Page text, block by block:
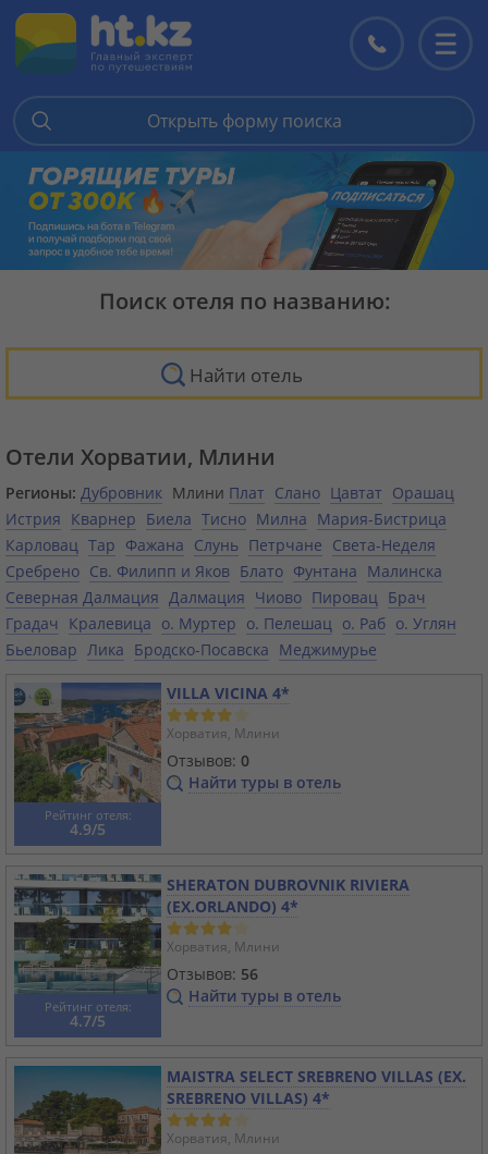
Контакты
Открыть форму поиска
Поиск отеля по названию:
Найти отель
Отели Хорватии, Млини
Регионы: Дубровник Млини Плат Слано Цавтат Орашац
Истрия Кварнер Биела Тисно Милна Мария-Бистрица
Карловац Тар Фажана Слунь Петрчане Света-Неделя
Сребрено Св. Филипп и Яков Блато Фунтана Малинска
Северная Далмация Далмация Чиово Пировац Брач
Градач
Кралевица о. Муртер о. Пелешац о. Раб о. Углян
Бьеловар Лика Бродско-Посавска Меджимурье
Рейтинг отеля:
4.9/5
VILLA VICINA 4*
Хорватия, Млини
Отзывов: 0
Найти туры в отель
Рейтинг отеля:
4.7/5
SHERATON DUBROVNIK RIVIERA
(EX.ORLANDO) 4*
Хорватия, Млини
Отзывов: 56
Найти туры в отель
MAISTRA SELECT SREBRENO VILLAS (EX.
SREBRENO VILLAS) 4*
Хорватия, Млини